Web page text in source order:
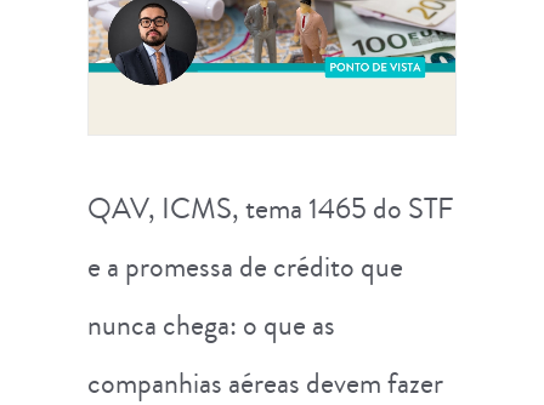
QAV, ICMS, tema 1465 do STF
e a promessa de crédito que
nunca chega: o que as
companhias aéreas devem fazer